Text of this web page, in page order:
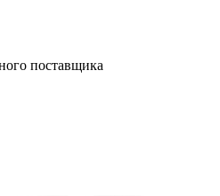
поставщика